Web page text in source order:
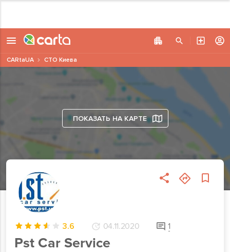
ПОКАЗАТЬ НА КАРТЕ
3.6 04.11.2020 1
Pst Car Service
CARtaUA СТО Киева